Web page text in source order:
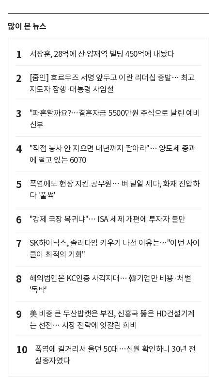
많이 본 뉴스
1 서장훈, 28억에 산 양재역 빌딩 450억에 내놨다
2
[줌인] 호르무즈 서명 앞두고 이란 리더십 증발… 최고
지도자 잠행·대통령 사임설
3
"파혼할까요?…결혼자금 5500만원 주식으로 날린 예비
신부
4
"직접 농사 안 지으면 내년까지 팔아라"… 양도세 중과
에 떨고 있는 6070
5
폭염에도 현장 지킨 공무원… 벼 낱알 세다, 화재 진압하
다 '풀썩'
6 "강제 국장 복귀냐"… ISA 세제 개편에 투자자 불만
7
SK하이닉스, 솔리다임 키우기 나선 이유는…"이번 사이
클이 최적의 기회"
8
해외법인은 KC인증 사각지대… 韓기업만 비용·처벌
'독박'
9
美 비중 큰 두산밥캣은 부진, 신흥국 뚫은 HD건설기계
는 선전… 시장 전략에 엇갈린 희비
10
폭염에 길거리서 울던 50대…신원 확인하니 30년 전
실종자였다